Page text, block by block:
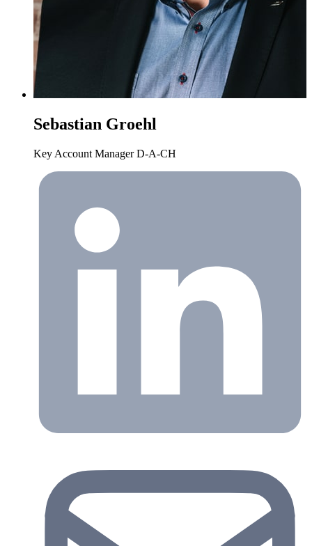
Sebastian Groehl
Key Account Manager D-A-CH